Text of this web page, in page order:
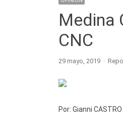
Medina
CNC
29 mayo, 2019
Por: Gianni